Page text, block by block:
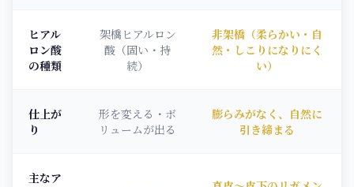
ヒアル
ロン酸
の種類
架橋ヒアルロン
酸（固い・持
続）
非架橋（柔らかい・自
然・しこりになりにく
い）
仕上が
り
形を変える・ボ
リュームが出る
膨らみがなく、自然に
引き締まる
主なア